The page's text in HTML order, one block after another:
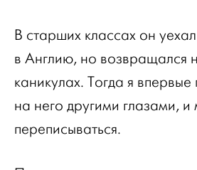
В старших классах он уехал
в Англию, но возвращался
каникулах. Тогда я
на него другими глазами, и
переписываться.